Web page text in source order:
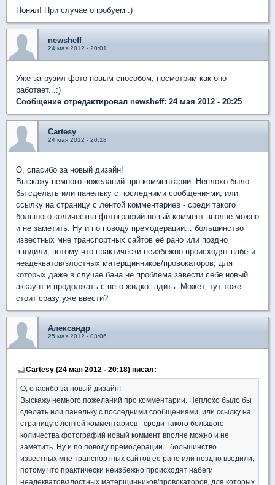
Понял! При случае опробуем :)
newsheff
24 мая 2012 - 20:01
Уже загрузил фото новым способом, посмотрим как оно
работает...:)
Сообщение отредактировал newsheff: 24 мая 2012 - 20:25
Cartesy
24 мая 2012 - 20:18
О, спасибо за новый дизайн!
Выскажу немного пожеланий про комментарии. Неплохо было
бы сделать или панельку с последними сообщениями, или
ссылку на страницу с лентой комментариев - среди такого
большого количества фотографий новый коммент вполне можно
и не заметить. Ну и по поводу премодерации... большинство
известных мне транспортных сайтов её рано или поздно
вводили, потому что практически неизбежно происходят набеги
неадекватов/злостных матерщинников/провокаторов, для
которых даже в случае бана не проблема завести себе новый
аккаунт и продолжать с него жидко гадить. Может, тут тоже
стоит сразу уже ввести?
Александр
25 мая 2012 - 03:06
Cartesy (24 мая 2012 - 20:18) писал:
О, спасибо за новый дизайн!
Выскажу немного пожеланий про комментарии. Неплохо было бы
сделать или панельку с последними сообщениями, или ссылку на
страницу с лентой комментариев - среди такого большого
количества фотографий новый коммент вполне можно и не
заметить. Ну и по поводу премодерации... большинство
известных мне транспортных сайтов её рано или поздно вводили,
потому что практически неизбежно происходят набеги
неадекватов/злостных матерщинников/провокаторов, для которых